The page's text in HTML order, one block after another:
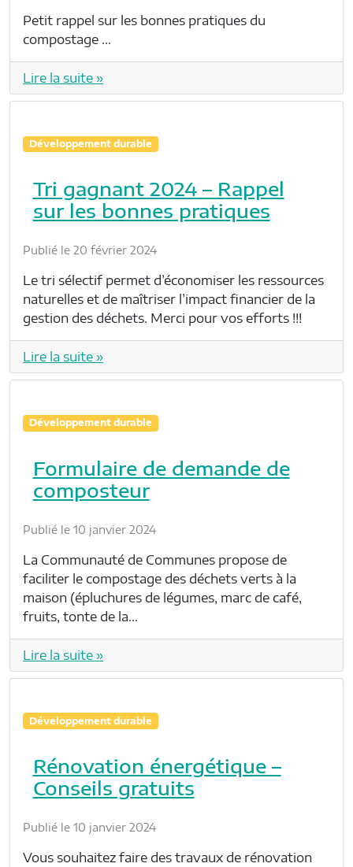
Petit rappel sur les bonnes pratiques du
compostage …
Lire la suite »
Développement durable
Tri gagnant 2024 – Rappel
sur les bonnes pratiques
Publié le 20 février 2024
Le tri sélectif permet d’économiser les ressources
naturelles et de maîtriser l’impact financier de la
gestion des déchets. Merci pour vos efforts !!!
Lire la suite »
Développement durable
Formulaire de demande de
composteur
Publié le 10 janvier 2024
La Communauté de Communes propose de
faciliter le compostage des déchets verts à la
maison (épluchures de légumes, marc de café,
fruits, tonte de la…
Lire la suite »
Développement durable
Rénovation énergétique –
Conseils gratuits
Publié le 10 janvier 2024
Vous souhaitez faire des travaux de rénovation